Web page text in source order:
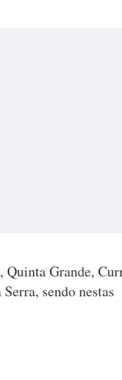
Quinta Grande,
sendo nestas